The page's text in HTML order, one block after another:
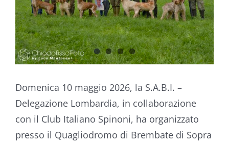
Domenica 10 maggio 2026, la S.A.B.I. –
Delegazione Lombardia, in collaborazione
con il Club Italiano Spinoni, ha organizzato
presso il Quagliodromo di Brembate di Sopra